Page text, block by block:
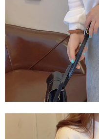
pautan berikut: https://oppay.tw/